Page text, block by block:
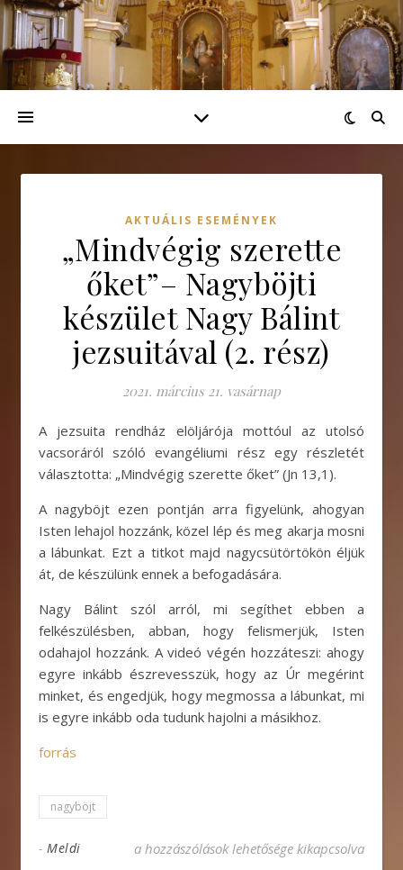
AKTUÁLIS ESEMÉNYEK
„Mindvégig szerette
őket”– Nagyböjti
készület Nagy Bálint
jezsuitával (2. rész)
2021. március 21. vasárnap
A jezsuita rendház elöljárója mottóul az utolsó
vacsoráról szóló evangéliumi rész egy részletét
választotta: „Mindvégig szerette őket” (Jn 13,1).
A nagyböjt ezen pontján arra figyelünk, ahogyan
Isten lehajol hozzánk, közel lép és meg akarja mosni
a lábunkat. Ezt a titkot majd nagycsütörtökön éljük
át, de készülünk ennek a befogadására.
Nagy Bálint szól arról, mi segíthet ebben a
felkészülésben, abban, hogy felismerjük, Isten
odahajol hozzánk. A videó végén hozzáteszi: ahogy
egyre inkább észrevesszük, hogy az Úr megérint
minket, és engedjük, hogy megmossa a lábunkat, mi
is egyre inkább oda tudunk hajolni a másikhoz.
forrás
nagyböjt
- Meldi „Mindvégig szerette őket”– Nagyböjti
a hozzászólások lehetősége kikapcsolva